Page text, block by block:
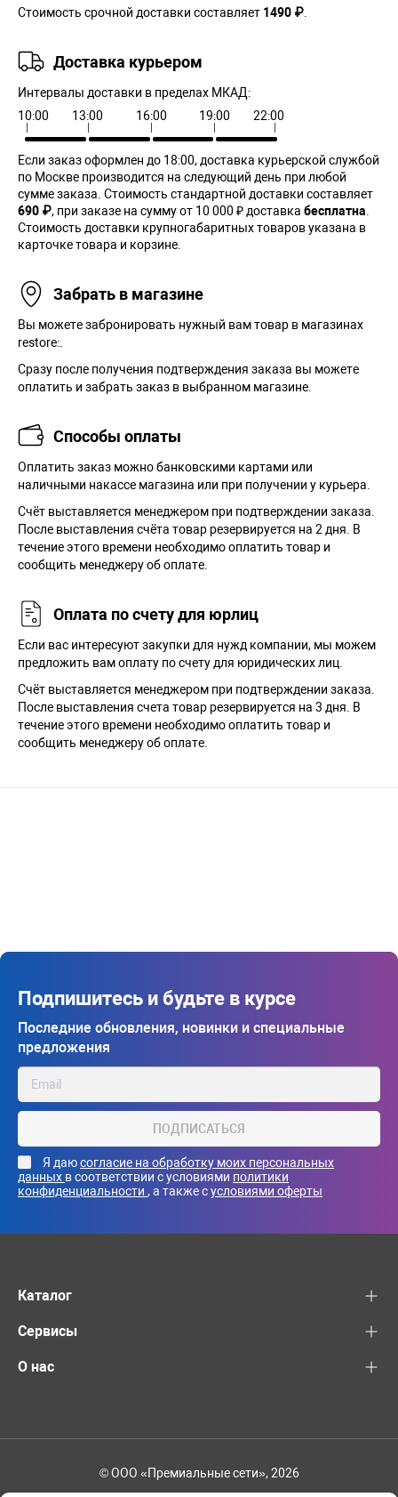
Стоимость срочной доставки составляет 1490 ₽.
Доставка курьером
Интервалы доставки в пределах МКАД:
10:00
13:00 16:00 19:00 22:00
Если заказ оформлен до 18:00, доставка курьерской службой
по Москве производится на следующий день при любой
сумме заказа. Cтоимость стандартной доставки составляет
690 ₽, при заказе на сумму от 10 000 ₽ доставка бесплатна.
Стоимость доставки крупногабаритных товаров указана в
карточке товара и корзине.
Забрать в магазине
Вы можете забронировать нужный вам товар в магазинах
restore:.
Сразу после получения подтверждения заказа вы можете
оплатить и забрать заказ в выбранном магазине.
Способы оплаты
Оплатить заказ можно банковскими картами или
наличными накассе магазина или при получении у курьера.
Cчёт выставляется менеджером при подтверждении заказа.
После выставления счёта товар резервируется на 2 дня. В
течение этого времени необходимо оплатить товар и
сообщить менеджеру об оплате.
Оплата по счету для юрлиц
Если вас интересуют закупки для нужд компании, мы можем
предложить вам оплату по счету для юридических лиц.
Счёт выставляется менеджером при подтверждении заказа.
После выставления счета товар резервируется на 3 дня. В
течение этого времени необходимо оплатить товар и
сообщить менеджеру об оплате.
Подпишитесь и будьте в курсе
Последние обновления, новинки и специальные
предложения
ПОДПИСАТЬСЯ
Я даюсогласие на обработку моих персональных
данных в соответствии с условиями политики
конфиденциальности , а также сусловиями оферты
Каталог
Сервисы
О нас
© ООО «Премиальные сети», 2026